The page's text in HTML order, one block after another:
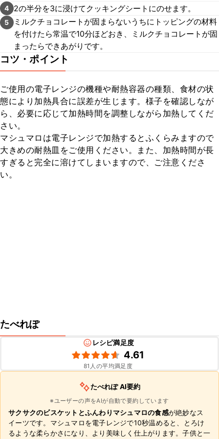
4 2の半分を3に浸けてクッキングシートにのせます。
5
ミルクチョコレートが固まらないうちにトッピングの材料
を付けたら常温で10分ほどおき、ミルクチョコレートが固
まったらできあがりです。
コツ・ポイント
ご使用の電子レンジの機種や耐熱容器の種類、食材の状
態により加熱具合に誤差が生じます。様子を確認しなが
ら、必要に応じて加熱時間を調整しながら加熱してくだ
さい。
マシュマロは電子レンジで加熱するとふくらみますので
大きめの耐熱皿をご使用ください。また、加熱時間が長
すぎると完全に溶けてしまいますので、ご注意くださ
い。
たべれぽ
レシピ満足度
4.61
81 人の平均満足度
たべれぽ AI要約
※ユーザーの声をAIが自動で要約しています
サクサクのビスケットとふんわりマシュマロの食感が絶妙なス
イーツです。マシュマロを電子レンジで10秒温めると、とろけ
るような柔らかさになり、より美味しく仕上がります。子供と一